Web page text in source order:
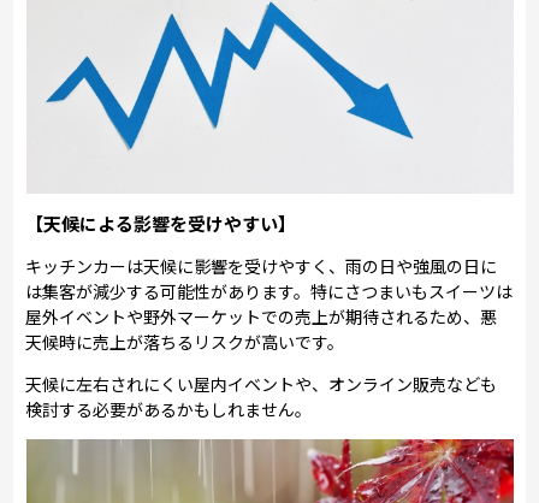
【天候による影響を受けやすい】
キッチンカーは天候に影響を受けやすく、雨の日や強風の日に
は集客が減少する可能性があります。特にさつまいもスイーツは
屋外イベントや野外マーケットでの売上が期待されるため、悪
天候時に売上が落ちるリスクが高いです。
天候に左右されにくい屋内イベントや、オンライン販売なども
検討する必要があるかもしれません。